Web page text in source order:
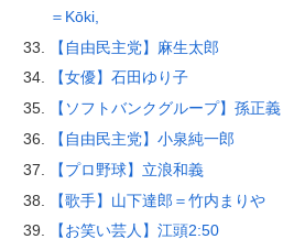
＝Kōki,
【自由民主党】麻生太郎
【女優】石田ゆり子
【ソフトバンクグループ】孫正義
【自由民主党】小泉純一郎
【プロ野球】立浪和義
【歌手】山下達郎＝竹内まりや
【お笑い芸人】江頭2:50